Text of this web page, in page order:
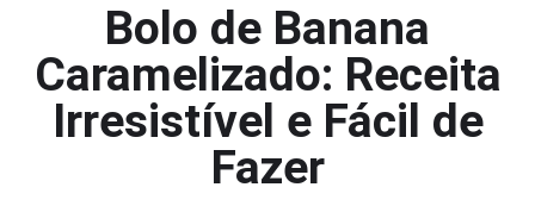
Bolo de Banana
Caramelizado: Receita
Irresistível e Fácil de
Fazer